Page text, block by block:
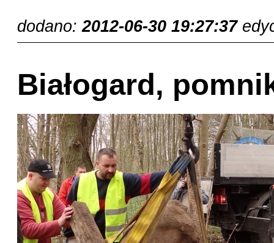
dodano:2012-06-30 19:27:37
Białogard,